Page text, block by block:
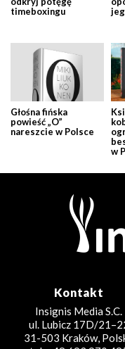
timeboxingu
Głośna fińska
powieść „O”
nareszcie w Polsce
w
Kontakt
Insignis Media S.C.
ul. Lubicz 17D/
31-503 Kraków,